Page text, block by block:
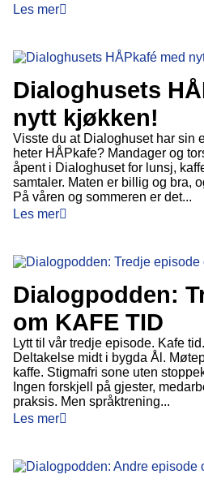
Les mer
Dialoghusets
nytt kjøkken!
Visste du at Dialoghuset har sin
heter HÅPkafe? Mandager og
åpent i Dialoghuset for lunsj,
samtaler. Maten er billig og bra,
På våren og sommeren er det...
Les mer
Dialogpodden:
om KAFE TID
Lytt til vår tredje episode. Kafe
Deltakelse midt i bygda Ål.
kaffe. Stigmafri sone uten
Ingen forskjell på gjester,
praksis. Men språktrening...
Les mer